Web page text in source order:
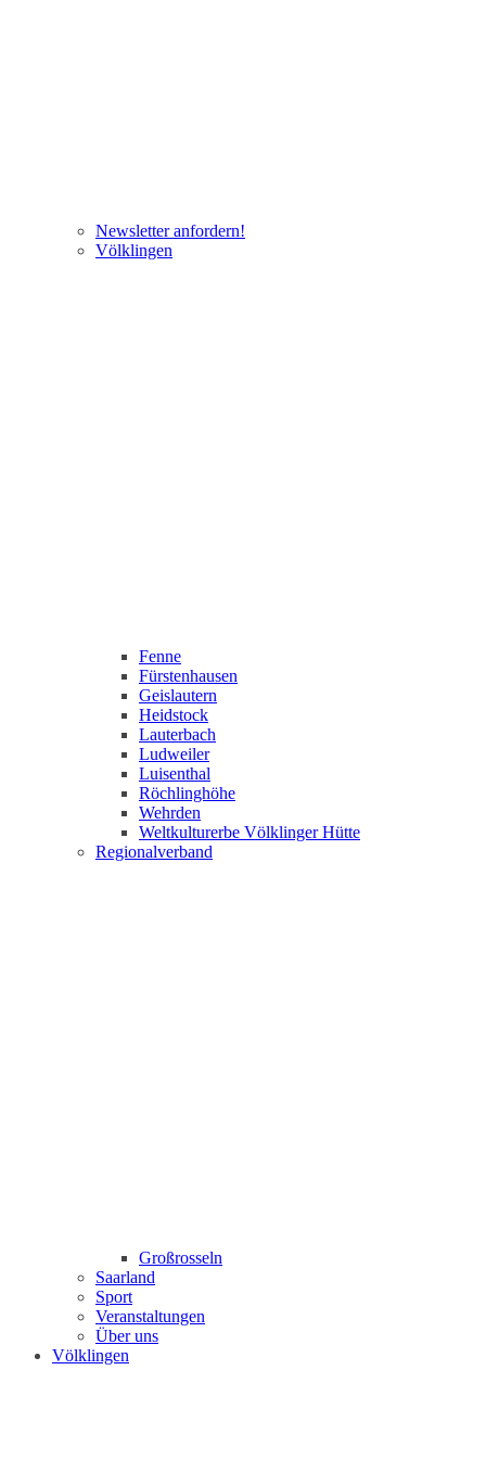
Newsletter anfordern!
Völklingen
Fenne
Fürstenhausen
Geislautern
Heidstock
Lauterbach
Ludweiler
Luisenthal
Röchlinghöhe
Wehrden
Weltkulturerbe Völklinger Hütte
Regionalverband
Großrosseln
Saarland
Sport
Veranstaltungen
Über uns
Völklingen